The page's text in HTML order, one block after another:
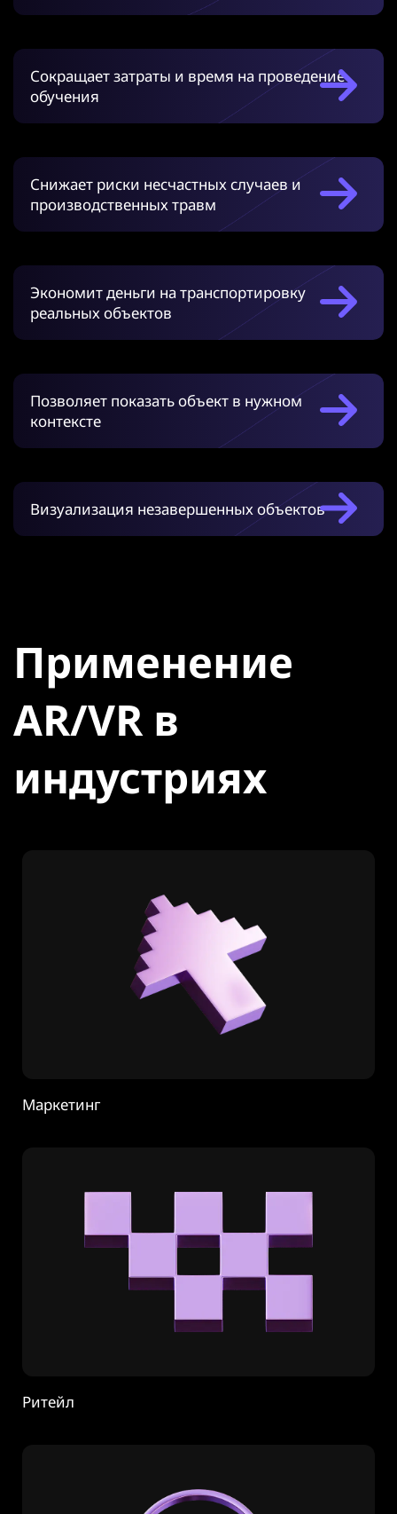
Сокращает затраты и время на проведение
обучения
Снижает риски несчастных случаев и
производственных травм
Экономит деньги на транспортировку
реальных объектов
Позволяет показать объект в нужном
контексте
Визуализация незавершенных объектов
Применение
AR/VR в
индустриях
Маркетинг
Ритейл